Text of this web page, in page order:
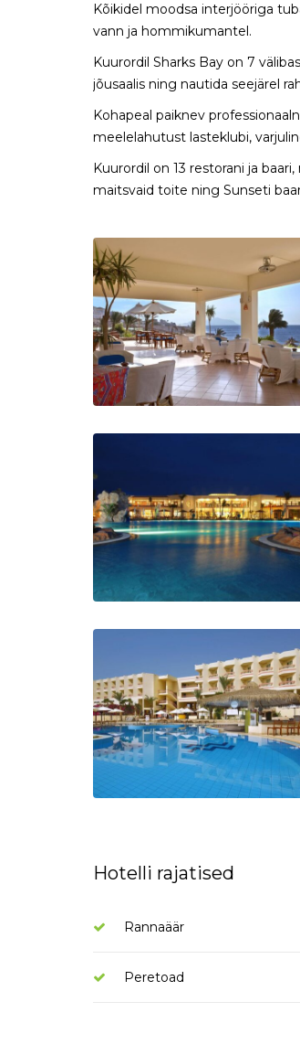
Kõikidel moodsa interjööriga
vann ja hommikumantel.
Kuurordil Sharks Bay on 7
jõusaalis ning nautida seejärel
Kohapeal paiknev
meelelahutust lasteklubi,
Kuurordil on 13 restorani ja
maitsvaid toite ning Sunseti
Hotelli rajatised
Rannaäär
Peretoad